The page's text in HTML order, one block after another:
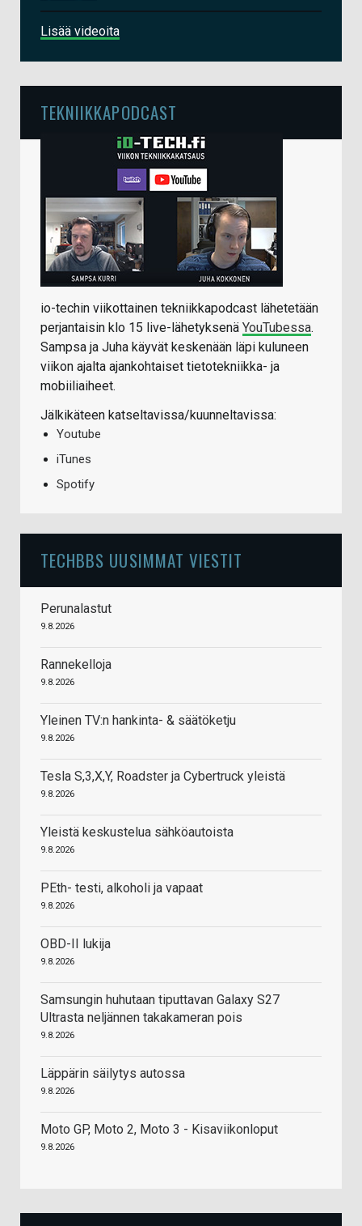
Lisää videoita
TEKNIIKKAPODCAST
io-techin viikottainen tekniikkapodcast lähetetään
perjantaisin klo 15 live-lähetyksenä YouTubessa.
Sampsa ja Juha käyvät keskenään läpi kuluneen
viikon ajalta ajankohtaiset tietotekniikka- ja
mobiiliaiheet.
Jälkikäteen katseltavissa/kuunneltavissa:
Youtube
iTunes
Spotify
TECHBBS UUSIMMAT VIESTIT
Perunalastut
9.8.2026
Rannekelloja
9.8.2026
Yleinen TV:n hankinta- & säätöketju
9.8.2026
Tesla S,3,X,Y, Roadster ja Cybertruck yleistä
9.8.2026
Yleistä keskustelua sähköautoista
9.8.2026
PEth- testi, alkoholi ja vapaat
9.8.2026
OBD-II lukija
9.8.2026
Samsungin huhutaan tiputtavan Galaxy S27
Ultrasta neljännen takakameran pois
9.8.2026
Läppärin säilytys autossa
9.8.2026
Moto GP, Moto 2, Moto 3 - Kisaviikonloput
9.8.2026